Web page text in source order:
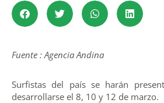
Fuente : Agencia Andina
Surfistas del país se harán
desarrollarse el 8, 10 y 12 de marzo.